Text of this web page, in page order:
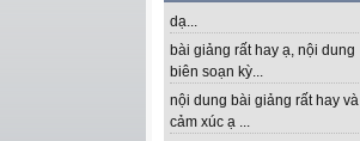
dạ...
bài giảng rất hay ạ, nội dung
biên soạn kỳ...
nội dung bài giảng rất hay và
cảm xúc ạ ...